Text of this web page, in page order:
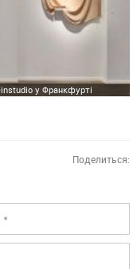
у Франкфурті
Поделиться: